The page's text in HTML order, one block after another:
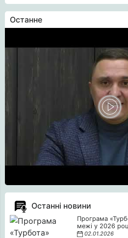
Останне
Останні новини
Програма
межі у 2026
02.01.2026